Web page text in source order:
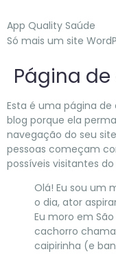
App Quality Saúde
Só mais um site
Página
Esta é uma página
blog porque ela
navegação do seu
pessoas começam
possíveis visitantes
Olá! Eu sou um
o dia, ator
Eu moro em
cachorro
caipirinha (e